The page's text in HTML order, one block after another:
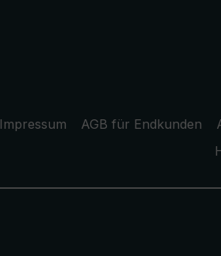
Impressum AGB für Endkunden